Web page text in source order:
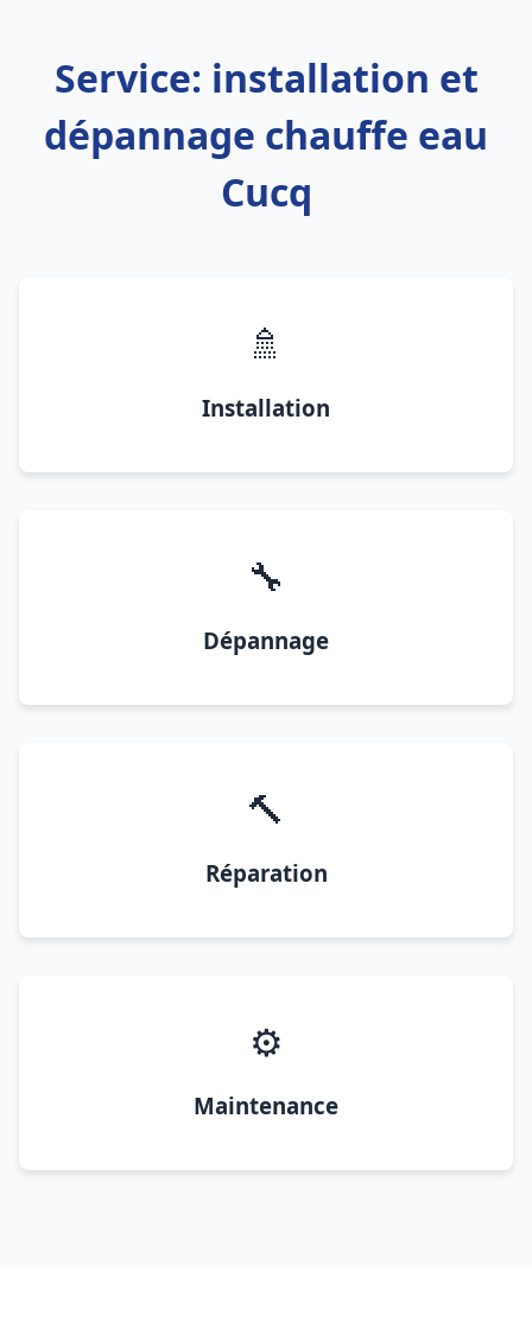
Service: installation et
dépannage chauffe eau
Cucq
🚿
Installation
🔧
Dépannage
🔨
Réparation
⚙️
Maintenance